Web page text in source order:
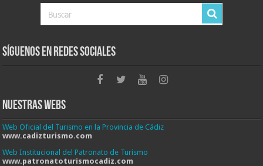
Síguenos en Redes Sociales
Nuestras Webs
Web Oficial del Turismo en la Provincia de Cádiz
www.cadizturismo.com
Web Institucional del Patronato de Turismo
www.patronatoturismocadiz.com